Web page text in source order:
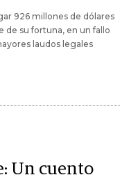
926 millones de dólares
de su fortuna, en un fallo
laudos legales
Un cuento